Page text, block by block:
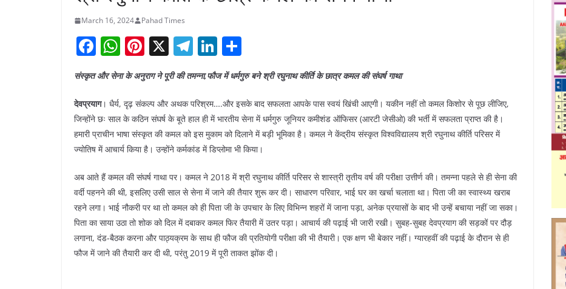
March 16, 2024 Pahad Times
F
a
c
e
b
o
k
W
h
at
s
A
p
Pi
nt
er
e
st
X T
e
gr
a
m
Li
n
k
e
dI
n
ar
e
संस्कृत और सेना के अनुराग ने पूरी की तमन्ना,फौज में धर्मगुरु बने श्री रघुनाथ कीर्ति के छात्र कमल की संघर्ष गाथा
देवप्रयाग। धैर्य, दृढ़ संकल्प और अथक परिश्रम….और इसके बाद सफलता आपके पास स्वयं खिंची आएगी। यकीन नहीं तो कमल किशोर से पूछ लीजिए,
जिन्होंने छः साल के कठिन संघर्ष के बूते हाल ही में भारतीय सेना में धर्मगुरु जूनियर कमीशंड ऑफिसर (आरटी जेसीओ) की भर्ती में सफलता प्राप्त की है।
हमारी प्राचीन भाषा संस्कृत की कमल को इस मुकाम को दिलाने में बड़ी भूमिका है। कमल ने केंद्रीय संस्कृत विश्वविद्यालय श्री रघुनाथ कीर्ति परिसर में
ज्योतिष में आचार्य किया है। उन्होंने कर्मकांड में डिप्लोमा भी किया।
अब आते हैं कमल की संघर्ष गाथा पर। कमल ने 2018 में श्री रघुनाथ कीर्ति परिसर से शास्त्री तृतीय वर्ष की परीक्षा उत्तीर्ण की। तमन्ना पहले से ही सेना की
वर्दी पहनने की थी, इसलिए उसी साल से सेना में जाने की तैयार शुरू कर दी। साधारण परिवार, भाई घर का खर्चा चलाता था। पिता जी का स्वास्थ्य खराब
रहने लगा। भाई नौकरी पर था तो कमल को ही पिता जी के उपचार के लिए विभिन्न शहरों में जाना पड़ा, अनेक प्रयासों के बाद भी उन्हें बचाया नहीं जा सका।
पिता का साया उठा तो शोक को दिल में दबाकर कमल फिर तैयारी में उतर पड़ा। आचार्य की पढ़ाई भी जारी रखी। सुबह-सुबह देवप्रयाग की सड़कों पर दौड़
लगाना, दंड-बैठक करना और पाठ्यक्रम के साथ ही फौज की प्रतियोगी परीक्षा की भी तैयारी। एक क्षण भी बेकार नहीं। ग्यारहवीं की पढ़ाई के दौरान से ही
फौज में जाने की तैयारी कर दी थी, परंतु 2019 में पूरी ताकत झोंक दी।